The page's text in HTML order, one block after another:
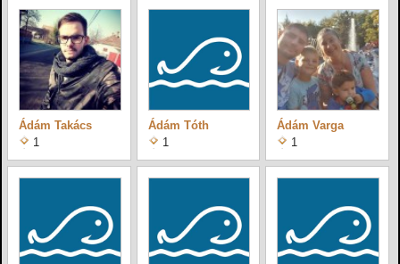
Ádám Takács
1
Ádám Tóth
1
Ádám Varga
1